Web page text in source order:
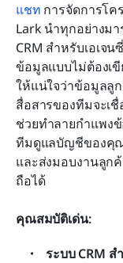
แชท การจัดการโค
Lark นำทุกอย่างม
CRM สำหรับเอเจ
ข้อมูลแบบไม่ต้องเ
ให้แน่ใจว่าข้อมูลลู
สื่อสารของทีมจะเ
ช่วยทำลายกำแพง
ทีมดูแลบัญชีของคุณ
และส่งมอบงานลูก
ถือได้
คุณสมบัติเด่น: